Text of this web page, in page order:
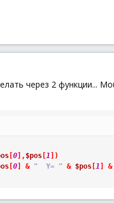
через 2 функции...
[0] , $pos[1] )
[0] & "  Y= " & $pos[1] &